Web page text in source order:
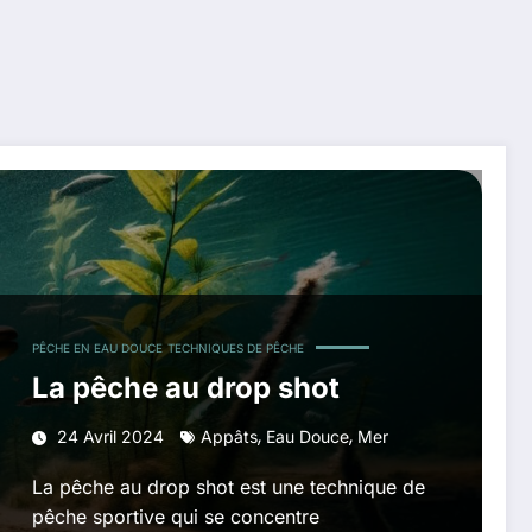
PÊCHE EN EAU DOUCE TECHNIQUES DE PÊCHE
La pêche au drop shot
24 Avril 2024 Appâts, Eau Douce, Mer
La pêche au drop shot est une technique de
pêche sportive qui se concentre